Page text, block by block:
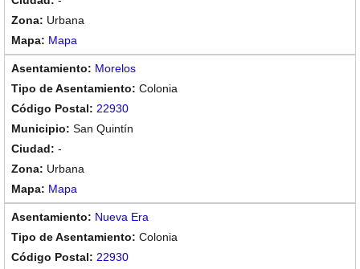
Urbana
Mapa
Morelos
Colonia
22930
San Quintín
-
Urbana
Mapa
Nueva Era
Colonia
22930